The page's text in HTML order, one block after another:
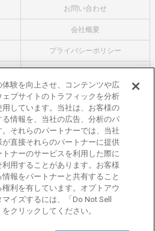
お問い合わせ
会社概要
プライバシーポリシー
窓口
オークレンタルバイク
レア
会許可 第301001105434号
社オークネット
験を向上させ、コンテンツや広
ブサイトのトラフィックを分析
しています。当社は、お客様の
情報を、当社の広告、分析のパ
それらのパートナーでは、当社
直接それらのパートナーに提供
ナーのサービスを利用した際に
用することがあります。お客様
報をパートナーと共有すること
利を有しています。オプトアウ
イズするには、「Do Not Sell
クリックしてください。